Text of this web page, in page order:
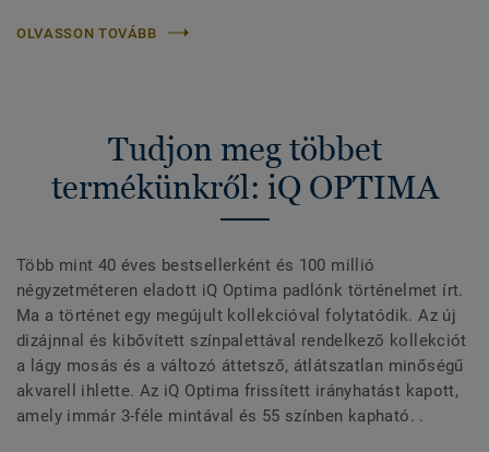
OLVASSON TOVÁBB
Tudjon meg többet
termékünkről: iQ OPTIMA
Több mint 40 éves bestsellerként és 100 millió
négyzetméteren eladott iQ Optima padlónk történelmet írt.
Ma a történet egy megújult kollekcióval folytatódik. Az új
dizájnnal és kibővített színpalettával rendelkező kollekciót
a lágy mosás és a változó áttetsző, átlátszatlan minőségű
akvarell ihlette. Az iQ Optima frissített irányhatást kapott,
amely immár 3-féle mintával és 55 színben kapható. .